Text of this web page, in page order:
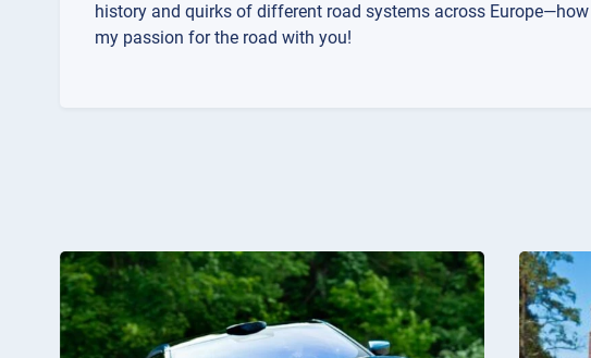
history and quirks of different road systems across
my passion for the road with you!